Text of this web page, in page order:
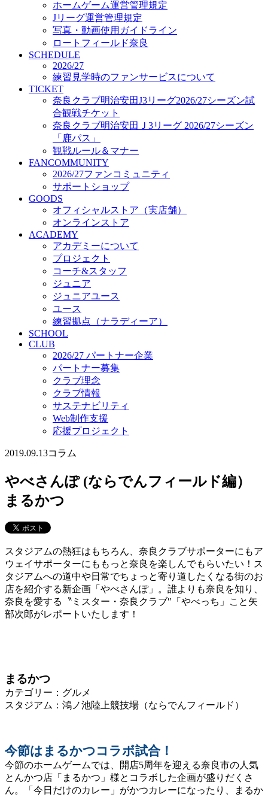
オンラインストア
ACADEMY
アカデミーについて
プロジェクト
コーチ&スタッフ
ジュニア
ジュニアユース
ユース
練習拠点（ナラディーア）
SCHOOL
2026/27 パートナー企業
パートナー募集
クラブ理念
クラブ情報
サステナビリティ
Web制作支援
応援プロジェクト
ホームゲーム運営管理規定
Jリーグ運営管理規定
写真・動画使用ガイドライン
ロートフィールド奈良
SCHEDULE
2026/27
練習見学時のファンサービスについて
TICKET
奈良クラブ明治安田J3リーグ2026/27シーズン試
合観戦チケット
奈良クラブ明治安田Ｊ3リーグ 2026/27シーズン
「鹿パス」
観戦ルール＆マナー
FANCOMMUNITY
2026/27ファンコミュニティ
サポートショップ
GOODS
オフィシャルストア（実店舗）
オンラインストア
ACADEMY
アカデミーについて
プロジェクト
コーチ&スタッフ
ジュニア
ジュニアユース
ユース
練習拠点（ナラディーア）
SCHOOL
CLUB
2026/27 パートナー企業
パートナー募集
クラブ理念
クラブ情報
サステナビリティ
Web制作支援
応援プロジェクト
2019.09.13コラム
やべさんぽ (ならでんフィールド編）
まるかつ
スタジアムの熱狂はもちろん、奈良クラブサポーターにもア
ウェイサポーターにももっと奈良を楽しんでもらいたい！ ス
タジアムへの道中や日常でちょっと寄り道したくなる街のお
店を紹介する新企画「やべさんぽ」。 誰よりも奈良を知り、
奈良を愛する〝ミスター・奈良クラブ″「やべっち」こと矢
部次郎がレポートいたします！
まるかつ
カテゴリー：グルメ
スタジアム：鴻ノ池陸上競技場（ならでんフィールド）
今節はまるかつコラボ試合！
今節のホームゲームでは、開店5周年を迎える奈良市の人気
とんかつ店「まるかつ」様とコラボした企画が盛りだくさ
ん。「今日だけのカレー」がかつカレーになったり、まるか